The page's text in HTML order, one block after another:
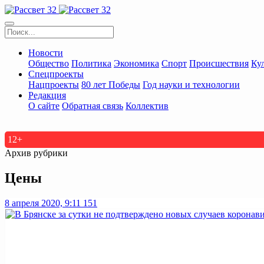
Новости
Общество Политика Экономика Спорт Происшествия
Спецпроекты
Нацпроекты 80 лет Победы Год науки и технологии
Редакция
О сайте Обратная связь Коллектив
12+
Архив рубрики
Цены
8 апреля 2020, 9:11 151